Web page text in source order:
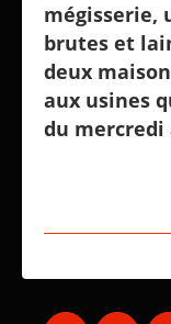
mégisserie,
brutes et
deux
aux usines
du mercredi